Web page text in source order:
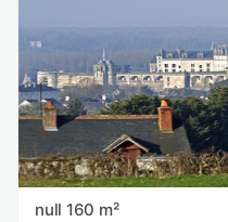
null 160 m²